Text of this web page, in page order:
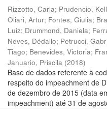
Rizzotto, Carla; Prudencio,
Oliari, Artur; Fontes, Giulia;
Luiz; Drummond, Daniela;
Neves, Dédallo; Petrucci,
Tiago; Benevides, Victoria;
Januario, Priscila (2018)
Base de dados referente à
respeito do impeachment de
de dezembro de 2015 (data
impeachment) até 31 de